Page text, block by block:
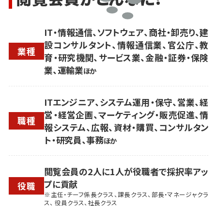
業種
IT・情報通信、ソフトウェア、商社・卸売り、建
設コンサルタント、情報通信業、官公庁、教
育・研究機関、サービス業、金融・証券・保険
業、運輸業ほか
職種
ITエンジニア、システム運用・保守、営業、経
営・経営企画、マーケティング・販売促進、情
報システム、広報、資材・購買、コンサルタン
ト・研究員、事務ほか
役職
閲覧会員の2人に1人が役職者で採択率アッ
プに貢献
※主任・チーフ係長クラス、課長クラス、部長・マネージャクラ
ス、 役員クラス、社長クラス